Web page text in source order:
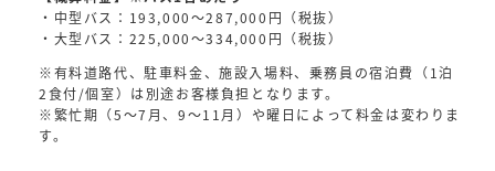
・中型バス：193,000～287,000円（税抜）
・大型バス：225,000～334,000円（税抜）
※有料道路代、駐車料金、施設入場料、乗務員の宿泊費（1泊
2食付/個室）は別途お客様負担となります。
※繁忙期（5～7月、9〜11月）や曜日によって料金は変わりま
す。